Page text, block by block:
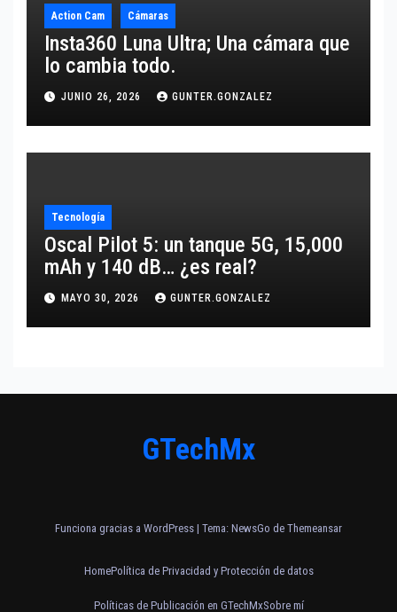
Action Cam Cámaras
Insta360 Luna Ultra; Una cámara que
lo cambia todo.
JUNIO 26, 2026 GUNTER.GONZALEZ
Tecnología
Oscal Pilot 5: un tanque 5G, 15,000
mAh y 140 dB… ¿es real?
MAYO 30, 2026 GUNTER.GONZALEZ
GTechMx
Funciona gracias a WordPress | Tema: NewsGo de Themeansar
HomePolítica de Privacidad y Protección de datos
Políticas de Publicación en GTechMxSobre mí